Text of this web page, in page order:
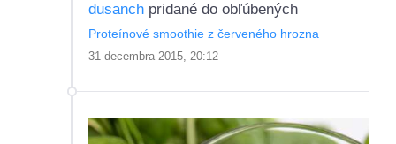
dusanch pridané do obľúbených
Proteínové smoothie z červeného hrozna
31 decembra 2015, 20:12